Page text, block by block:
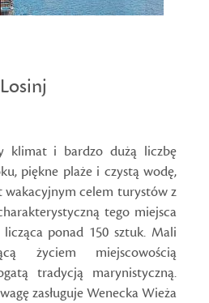
klimat i bardzo dużą liczbę
piękne plaże i czystą wodę,
wakacyjnym celem turystów z
tego miejsca
ponad 150 sztuk. Mali
życiem miejscowością
tradycją marynistyczną.
zasługuje Wenecka Wieża